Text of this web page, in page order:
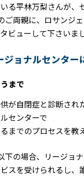
る平林万梨さんが、
ご両親に、ロサンジ
ビューして下さいま
ジョナルセンター
まで
が自閉症と診断され
センターで
までのプロセスを教
下の場合、リージョ
スを受けられるし、